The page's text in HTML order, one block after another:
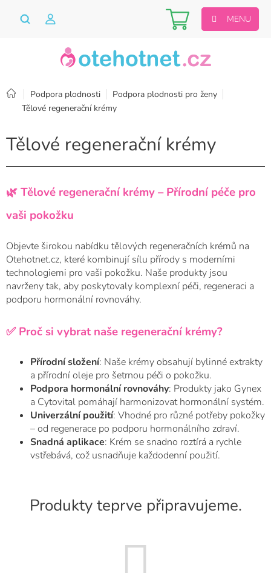
Nákupní
košík
DomůPodpora plodnosti
Podpora plodnosti pro ženy
Tělové regenerační krémy
Tělové regenerační krémy
🌿 Tělové regenerační krémy – Přírodní péče pro
vaši pokožku
Objevte širokou nabídku tělových regeneračních krémů na
Otehotnet.cz, které kombinují sílu přírody s moderními
technologiemi pro vaši pokožku. Naše produkty jsou
navrženy tak, aby poskytovaly komplexní péči, regeneraci a
podporu hormonální rovnováhy.
✅ Proč si vybrat naše regenerační krémy?
Přírodní složení: Naše krémy obsahují bylinné extrakty
a přírodní oleje pro šetrnou péči o pokožku.
Podpora hormonální rovnováhy: Produkty jako Gynex
a Cytovital pomáhají harmonizovat hormonální systém.
Univerzální použití: Vhodné pro různé potřeby pokožky
– od regenerace po podporu hormonálního zdraví.
Snadná aplikace: Krém se snadno roztírá a rychle
vstřebává, což usnadňuje každodenní použití.
Produkty teprve připravujeme.